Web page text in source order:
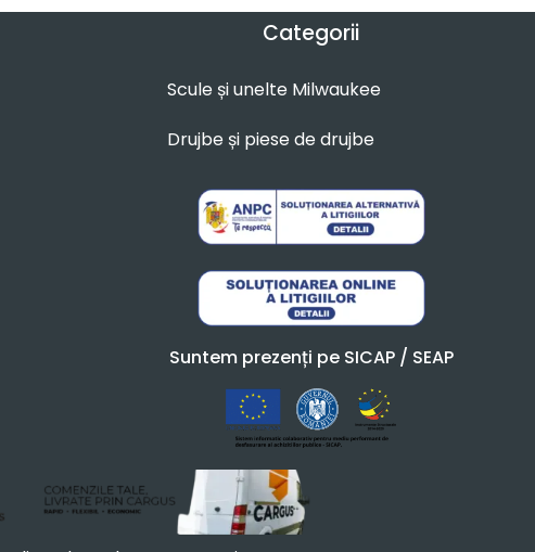
Categorii
Scule și unelte Milwaukee
Drujbe și piese de drujbe
Suntem prezenți pe SICAP / SEAP